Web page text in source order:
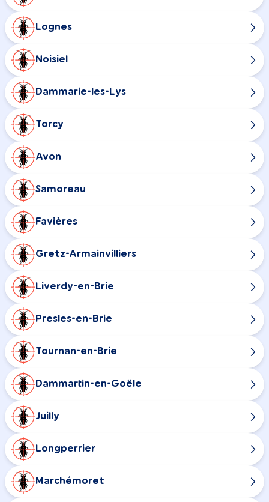
Lognes
Noisiel
Dammarie-les-Lys
Torcy
Avon
Samoreau
Favières
Gretz-Armainvilliers
Liverdy-en-Brie
Presles-en-Brie
Tournan-en-Brie
Dammartin-en-Goële
Juilly
Longperrier
Marchémoret